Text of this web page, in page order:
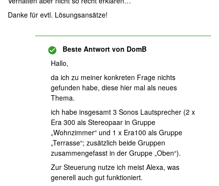
Danke für evtl. Lösungsansätze!
Beste Antwort von DomB
Hallo,
da ich zu meiner konkreten Frage nichts
gefunden habe, diese hier mal als neues
Thema.
ich habe insgesamt 3 Sonos Lautsprecher (2 x
Era 300 als Stereopaar in Gruppe
„Wohnzimmer“ und 1 x Era100 als Gruppe
„Terrasse“; zusätzlich beide Gruppen
zusammengefasst in der Gruppe „Oben“).
Zur Steuerung nutze ich meist Alexa, was
generell auch gut funktioniert.